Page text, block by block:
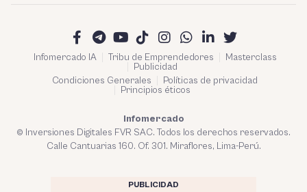
Infomercado IA Tribu de Emprendedores
Masterclass
Publicidad
Condiciones Generales
Políticas de privacidad
Principios éticos
Infomercado
© Inversiones Digitales FVR SAC. Todos los derechos reservados.
Calle Cantuarias 160. Of. 301. Miraflores, Lima-Perú.
PUBLICIDAD